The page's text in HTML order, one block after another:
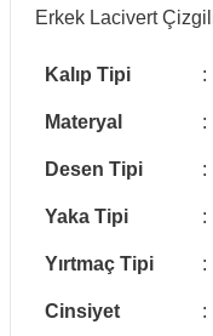
Erkek Lacivert
Kalıp Tipi :
Materyal :
Desen Tipi :
Yaka Tipi :
Yırtmaç Tipi :
Cinsiyet :